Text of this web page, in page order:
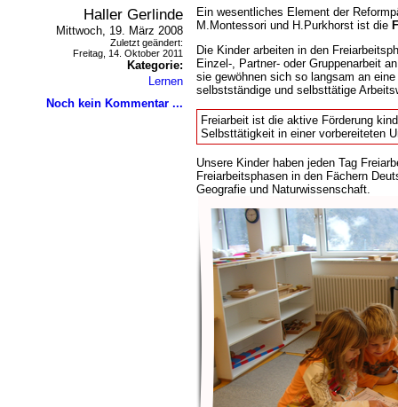
Haller Gerlinde
Mittwoch, 19. März 2008
Zuletzt geändert:
Freitag, 14. Oktober 2011
Kategorie:
Lernen
Noch kein Kommentar ...
Ein wesentliches Element der
M.Montessori und H.Purkhorst ist die
Die Kinder arbeiten in den
Einzel-, Partner- oder Gruppenarbeit
sie gewöhnen sich so langsam an
selbstständige und selbsttätige
Freiarbeit ist die aktive Förderung
Selbsttätigkeit in einer vorbereiteten
Unsere Kinder haben jeden Tag
Freiarbeitsphasen in den Fächern
Geografie und Naturwissenschaft.